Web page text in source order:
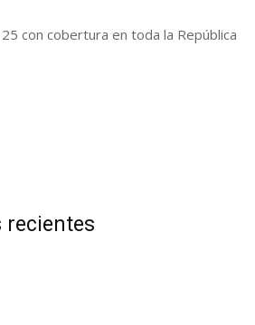
con cobertura en toda la República